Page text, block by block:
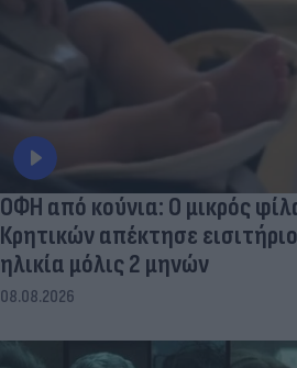
ΟΦΗ από κούνια: Ο μικρός
Κρητικών απέκτησε
ηλικία μόλις 2 μηνών
08.08.2026